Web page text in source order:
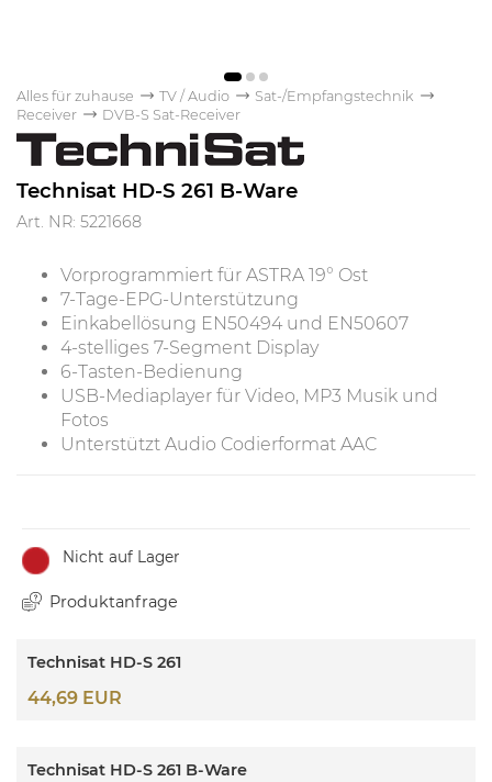
Alles für zuhause TV / Audio
Sat-/Empfangstechnik
Receiver
DVB-S Sat-Receiver
Technisat HD-S 261 B-Ware
Art. NR: 5221668
Vorprogrammiert für ASTRA 19° Ost
7-Tage-EPG-Unterstützung
Einkabellösung EN50494 und EN50607
4-stelliges 7-Segment Display
6-Tasten-Bedienung
USB-Mediaplayer für Video, MP3 Musik und
Fotos
Unterstützt Audio Codierformat AAC
Nicht auf Lager
Produktanfrage
Technisat HD-S 261
44,69 EUR
Technisat HD-S 261 B-Ware